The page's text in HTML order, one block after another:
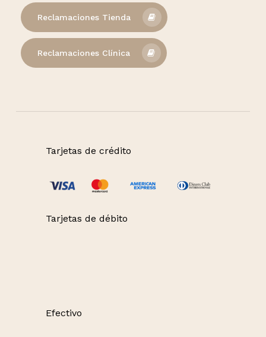
Reclamaciones Tienda
Reclamaciones Clínica
Tarjetas de crédito
Tarjetas de débito
Efectivo